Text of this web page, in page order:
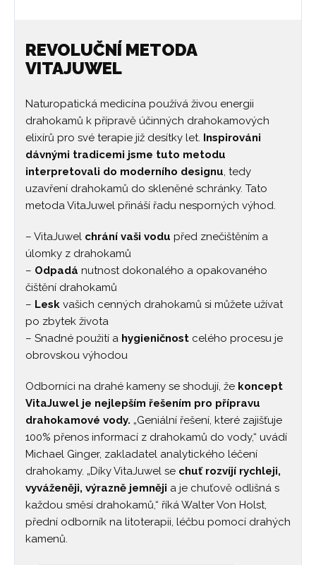
REVOLUČNÍ METODA
VITAJUWEL
Naturopatická medicína používá živou energii
drahokamů k přípravě účinných drahokamových
elixírů pro své terapie již desítky let. Inspirováni
dávnými tradicemi jsme tuto metodu
interpretovali do moderního designu, tedy
uzavření drahokamů do skleněné schránky. Tato
metoda VitaJuwel přináší řadu nesporných výhod.
– VitaJuwel chrání vaši vodu před znečištěním a
úlomky z drahokamů
– Odpadá nutnost dokonalého a opakovaného
čištění drahokamů
– Lesk vašich cenných drahokamů si můžete užívat
po zbytek života
– Snadné použití a hygieničnost celého procesu je
obrovskou výhodou
Odborníci na drahé kameny se shodují, že koncept
VitaJuwel je nejlepším řešením pro přípravu
drahokamové vody. „Geniální řešení, které zajišťuje
100% přenos informací z drahokamů do vody,“ uvádí
Michael Ginger, zakladatel analytického léčení
drahokamy. „Díky VitaJuwel se chuť rozvíjí rychleji,
vyváženěji, výrazně jemněji a je chuťově odlišná s
každou směsí drahokamů,“ říká Walter Von Holst,
přední odborník na litoterapii, léčbu pomocí drahých
kamenů.